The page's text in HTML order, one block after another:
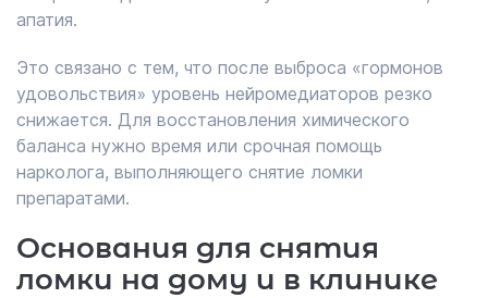
апатия.
Это связано с тем, что после выброса «гормонов
удовольствия» уровень нейромедиаторов резко
снижается. Для восстановления химического
баланса нужно время или срочная помощь
нарколога, выполняющего снятие ломки
препаратами.
Основания для снятия
ломки на дому и в клинике